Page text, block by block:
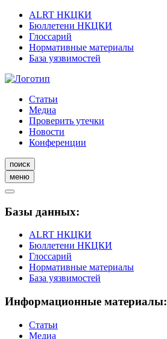
ALRT НКЦКИ
Бюллетени НКЦКИ
Глоссарий
Нормативные материалы
База уязвимостей
Статьи
Медиа
Проверить утечки
Новости
Конференции
поиск
меню
Базы данных:
ALRT НКЦКИ
Бюллетени НКЦКИ
Глоссарий
Нормативные материалы
База уязвимостей
Информационные материалы:
Статьи
Медиа